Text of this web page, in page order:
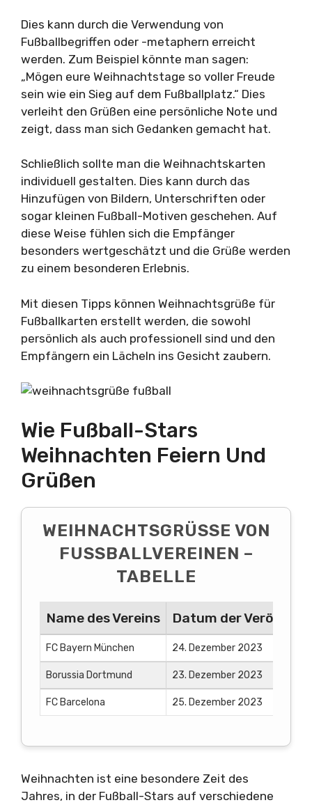
Dies kann durch die Verwendung von
Fußballbegriffen oder -metaphern erreicht
werden. Zum Beispiel könnte man sagen:
„Mögen eure Weihnachtstage so voller Freude
sein wie ein Sieg auf dem Fußballplatz.“ Dies
verleiht den Grüßen eine persönliche Note und
zeigt, dass man sich Gedanken gemacht hat.
Schließlich sollte man die Weihnachtskarten
individuell gestalten. Dies kann durch das
Hinzufügen von Bildern, Unterschriften oder
sogar kleinen Fußball-Motiven geschehen. Auf
diese Weise fühlen sich die Empfänger
besonders wertgeschätzt und die Grüße werden
zu einem besonderen Erlebnis.
Mit diesen Tipps können Weihnachtsgrüße für
Fußballkarten erstellt werden, die sowohl
persönlich als auch professionell sind und den
Empfängern ein Lächeln ins Gesicht zaubern.
Wie Fußball-Stars
Weihnachten Feiern Und
Grüßen
WEIHNACHTSGRÜSSE VON F
USSBALLVEREINEN – TA
BELLE
Name des Vereins Datum der
FC Bayern München 24. Dezember 2023
Borussia Dortmund 23. Dezember 2023
FC Barcelona 25. Dezember 2023
Weihnachten ist eine besondere Zeit des
Jahres, in der Fußball-Stars auf verschiedene